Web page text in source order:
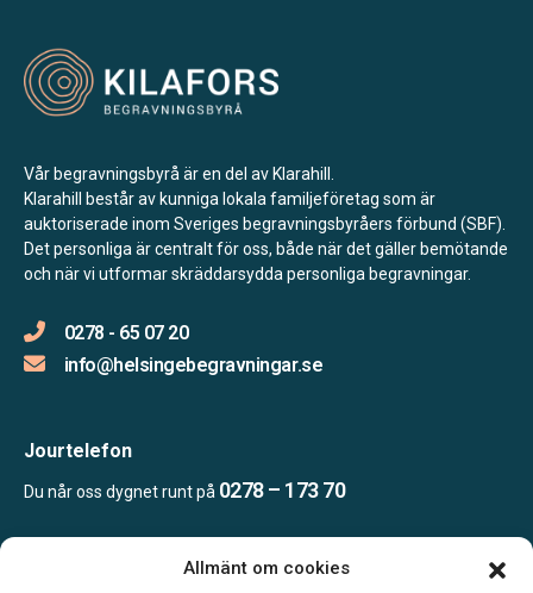
Allmänt om cookies
Vår begravningsbyrå är en del av Klarahill.
Klarahill består av kunniga lokala familjeföretag som är
auktoriserade inom Sveriges begravningsbyråers förbund (SBF).
Det personliga är centralt för oss, både när det gäller bemötande
och när vi utformar skräddarsydda personliga begravningar.
0278 - 65 07 20
info@helsingebegravningar.se
Jourtelefon
Du når oss dygnet runt på 0278 – 173 70